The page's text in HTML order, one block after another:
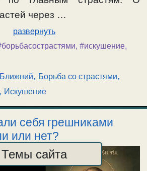
через …
развернуть
, #искушение,
Ближний, Борьба со страстями,
, Искушение
себя грешниками
или нет?
Темы сайта